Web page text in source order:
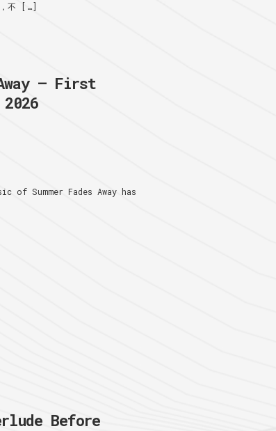
，不 […]
– First
of Summer Fades Away has
Before